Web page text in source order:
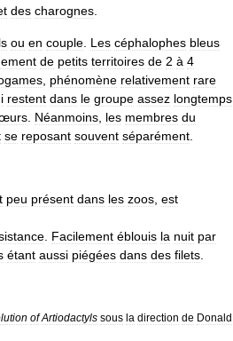
des charognes
ou en couple Les céphalophes bleus
de petits territoires de 2 à 4
phénomène relativement rare
restent dans le groupe assez longtemps
Néanmoins les membres du
se reposant souvent séparément
peu présent dans les zoos est
Facilement éblouis la nuit par
étant aussi piégées dans des filets
of Artiodactyls sous la direction de Donald